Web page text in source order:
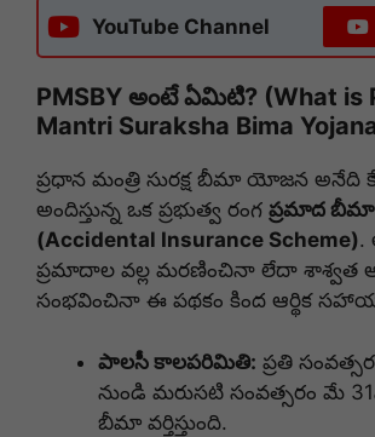
YouTube Channel
PMSBY అంటే ఏమిటి? (What is
Mantri Suraksha Bima
ప్రధాన మంత్రి సురక్ష బీమా యోజన అనేది
అందిస్తున్న ఒక ప్రభుత్వ రంగ ప్రమాద బీమా
(Accidental Insurance Scheme).
ప్రమాదాల వల్ల మరణించినా లేదా శాశ్వత
సంభవించినా ఈ పథకం కింద ఆర్థిక
పాలసీ కాలపరిమితి: ప్రతి
నుండి మరుసటి సంవత్సరం మే
బీమా వర్తిస్తుంది.